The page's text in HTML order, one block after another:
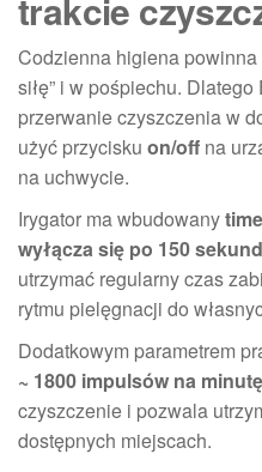
Codzienna higiena powinna
siłę” i w pośpiechu.
przerwanie czyszczenia w
użyć przycisku on/off na
na uchwycie.
Irygator ma wbudowany
wyłącza się po 150
utrzymać regularny czas
rytmu pielęgnacji do
Dodatkowym parametrem
~ 1800 impulsów na minutę
czyszczenie i pozwala
dostępnych miejscach.